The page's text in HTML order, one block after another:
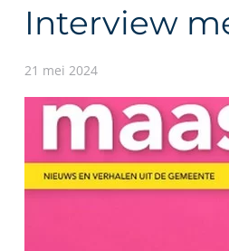
Interview
21 mei 2024